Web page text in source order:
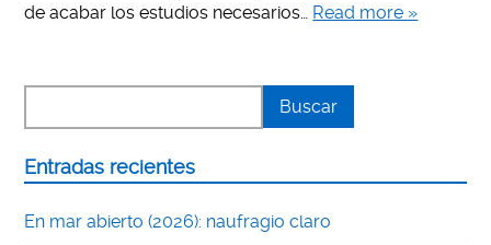
de acabar los estudios necesarios… Read more »
Entradas recientes
En mar abierto (2026): naufragio claro